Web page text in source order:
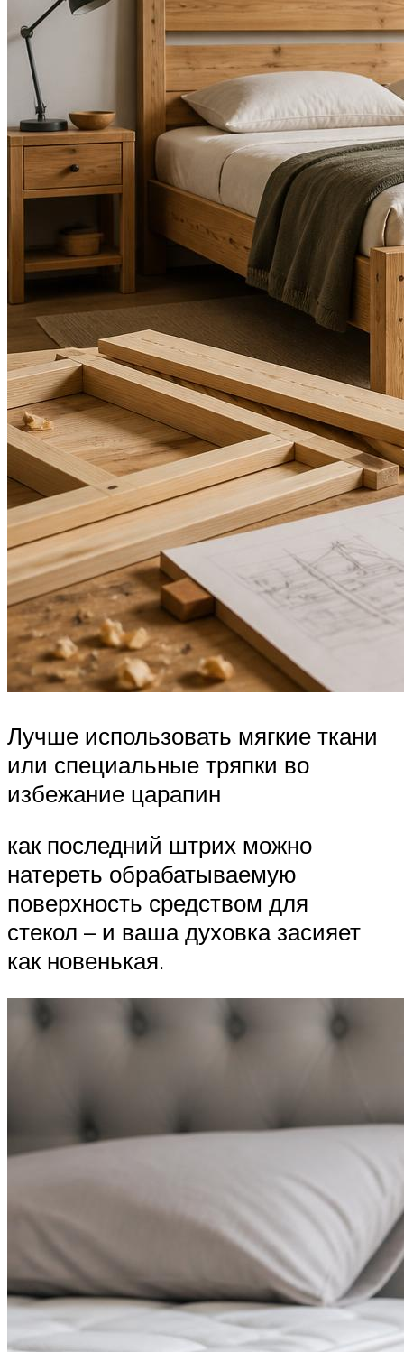
Лучше использовать мягкие ткани
или специальные тряпки во
избежание царапин
как последний штрих можно
натереть обрабатываемую
поверхность средством для
стекол – и ваша духовка засияет
как новенькая.